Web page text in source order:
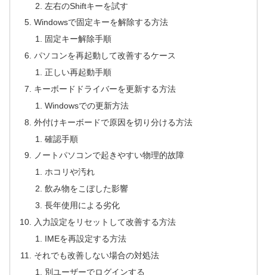
左右のShiftキーを試す
Windowsで固定キーを解除する方法
固定キー解除手順
パソコンを再起動して改善するケース
正しい再起動手順
キーボードドライバーを更新する方法
Windowsでの更新方法
外付けキーボードで原因を切り分ける方法
確認手順
ノートパソコンで起きやすい物理的故障
ホコリや汚れ
飲み物をこぼした影響
長年使用による劣化
入力設定をリセットして改善する方法
IMEを再設定する方法
それでも改善しない場合の対処法
別ユーザーでログインする